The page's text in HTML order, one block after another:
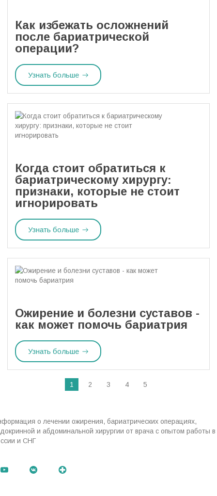
Как избежать осложнений
после бариатрической
операции?
Узнать больше
Когда стоит обратиться к
бариатрическому хирургу:
признаки, которые не стоит
игнорировать
Узнать больше
Ожирение и болезни суставов -
как может помочь бариатрия
Узнать больше
1 2 3 4 5
о лечении ожирения, бариатрических операциях,
и абдоминальной хирургии от врача с опытом работы в
и СНГ